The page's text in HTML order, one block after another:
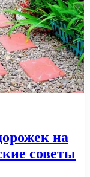
на
советы